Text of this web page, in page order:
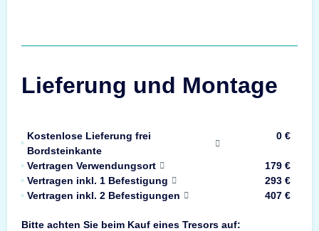
Lieferung und Montage
Kostenlose Lieferung frei
Bordsteinkante
0 €
Vertragen Verwendungsort
179 €
Vertragen inkl. 1 Befestigung
293 €
Vertragen inkl. 2 Befestigungen
407 €
Bitte achten Sie beim Kauf eines Tresors auf: